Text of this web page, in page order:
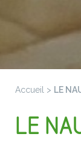
Accueil > LE
LE